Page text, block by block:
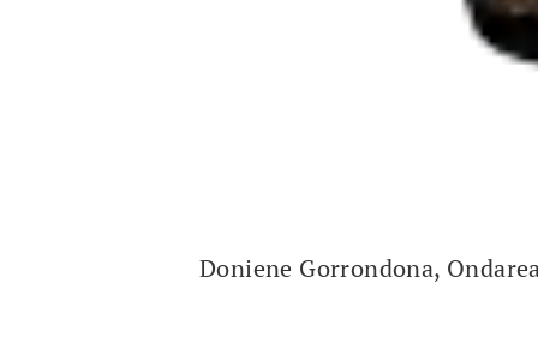
Doniene Gorrondona,